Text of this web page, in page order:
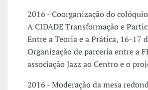
2016 - Coorganização do
A CIDADE Transformação e
Entre a Teoria e a Prática, 16-17
Organização de parceria entre a
associação Jazz ao Centro e o
2016 - Moderação da mesa